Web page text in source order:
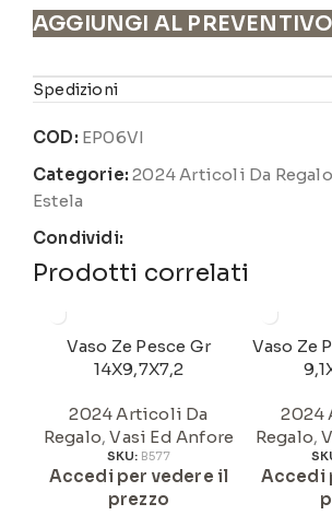
AGGIUNGI AL PREVENTIVO
Spedizioni
COD: EP06VI
Categorie: 2024 Articoli Da Regalo
Estela
Condividi:
Prodotti correlati
Vaso Ze Pesce Gr
14X9,7X7,2
2024 Articoli Da
Regalo,Vasi Ed Anfore
SKU: B577
Accedi per vedere il
prezzo
Vaso Ze
2024
Regalo,
Accedi